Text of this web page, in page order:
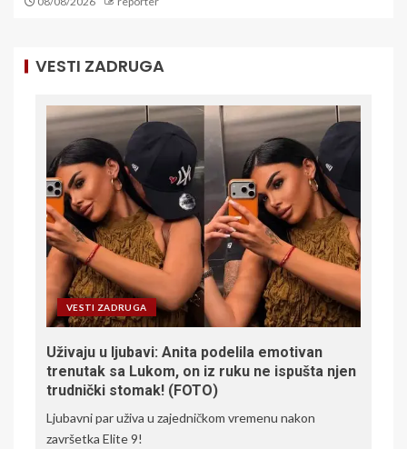
VESTI ZADRUGA
VESTI ZADRUGA
Uživaju u ljubavi: Anita podelila emotivan
trenutak sa Lukom, on iz ruku ne ispušta njen
trudnički stomak! (FOTO)
Ljubavni par uživa u zajedničkom vremenu nakon
završetka Elite 9!